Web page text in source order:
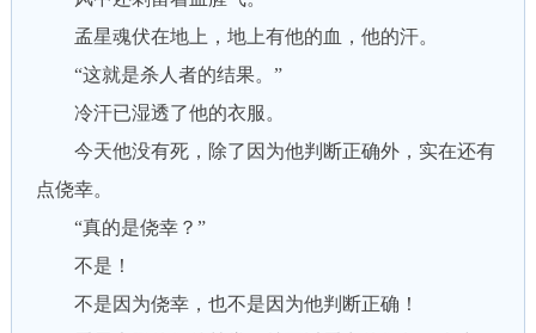
孟星魂伏在地上，地上有他的血，他的汗。
“这就是杀人者的结果。”
冷汗已湿透了他的衣服。
今天他没有死，除了因为他判断正确外，实在还有
点侥幸。
“真的是侥幸？”
不是！
不是因为侥幸，也不是因为他判断正确！